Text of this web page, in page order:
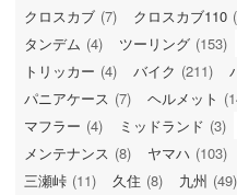
クロスカブ (7) クロスカブ110
タンデム (4) ツーリング (153)
トリッカー (4) バイク (211)
パニアケース (7) ヘルメット
マフラー (4) ミッドランド (3)
メンテナンス (8) ヤマハ (103)
三瀬峠 (11) 久住 (8) 九州 (49)